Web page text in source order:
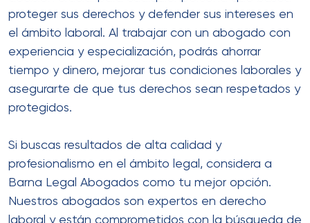
proteger sus derechos y defender sus intereses en
el ámbito laboral. Al trabajar con un abogado con
experiencia y especialización, podrás ahorrar
tiempo y dinero, mejorar tus condiciones laborales y
asegurarte de que tus derechos sean respetados y
protegidos.
Si buscas resultados de alta calidad y
profesionalismo en el ámbito legal, considera a
Barna Legal Abogados como tu mejor opción.
Nuestros abogados son expertos en derecho
laboral y están comprometidos con la búsqueda de